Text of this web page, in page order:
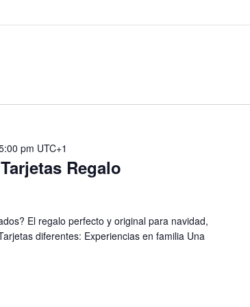
Regalo
pm UTC+1
El regalo perfecto y original para navidad,
diferentes: Experiencias en familia Una